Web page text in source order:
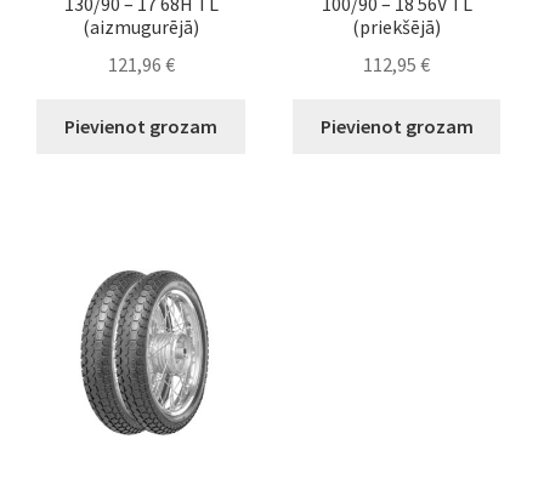
(aizmugurējā)
121,96 €
Pievienot grozam
(priekšējā)
112,95€
Pievienot grozam